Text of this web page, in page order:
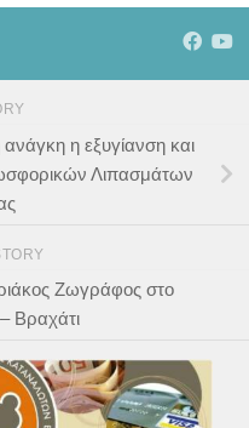
η εξυγίανση και
Λιπασμάτων
Ζωγράφος στο
Βραχάτι